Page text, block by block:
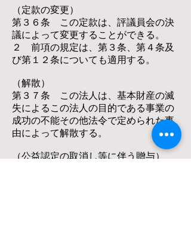
（定款の変更）
第３６条 この定款は、評議員会の決
議によって変更することができる。
２ 前項の規定は、第３条、第４条及
び第１２条についても適用する。
（解散）
第３７条 この法人は、基本財産の滅
失によるこの法人の目的である事業の
成功の不能その他法令で定められた事
由によって解散する。
（公益認定の取消し等に伴う贈与）